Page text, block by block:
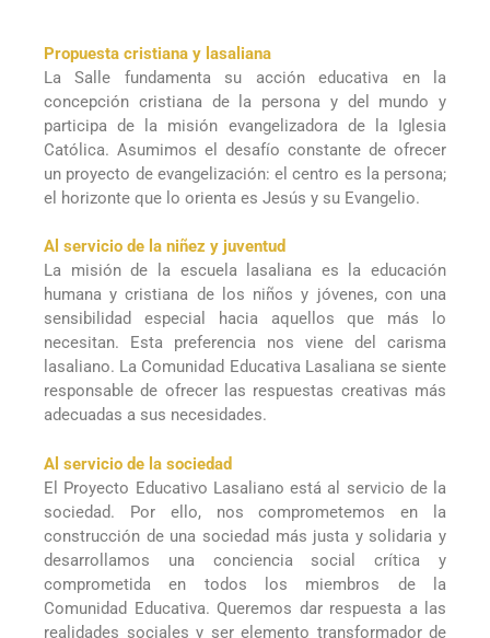
Propuesta cristiana y lasaliana
La Salle fundamenta su acción educativa en la
concepción cristiana de la persona y del mundo y
participa de la misión evangelizadora de la Iglesia
Católica. Asumimos el desafío constante de ofrecer
un proyecto de evangelización: el centro es la persona;
el horizonte que lo orienta es Jesús y su Evangelio.
Al servicio de la niñez y juventud
La misión de la escuela lasaliana es la educación
humana y cristiana de los niños y jóvenes, con una
sensibilidad especial hacia aquellos que más lo
necesitan. Esta preferencia nos viene del carisma
lasaliano. La Comunidad Educativa Lasaliana se siente
responsable de ofrecer las respuestas creativas más
adecuadas a sus necesidades.
Al servicio de la sociedad
El Proyecto Educativo Lasaliano está al servicio de la
sociedad. Por ello, nos comprometemos en la
construcción de una sociedad más justa y solidaria y
desarrollamos una conciencia social crítica y
comprometida en todos los miembros de la
Comunidad Educativa. Queremos dar respuesta a las
realidades sociales y ser elemento transformador de